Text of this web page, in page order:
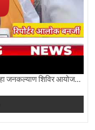
पश्चिमबंगाल सरकार विकास हेतु तत्पर हो रहा जनकल्याण शिविर आयोजन:कृषि मंत्री दूध कुमार मंडल से बातचीत